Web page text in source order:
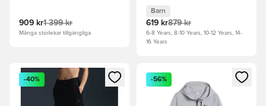
909 kr1 399 kr
Många storlekar tillgängliga
Barn
619 kr879 kr
6-8 Years, 8-10 Years, 10-12 Years, 14-
16 Years
Öppnar en Modal för att logga in eller registrera dig som
-40%
Öppnar en Modal för att
-56%